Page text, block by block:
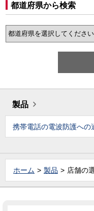
都道府県から検索
製品
携帯電話の電波防護への
ホーム 製品 店舗の